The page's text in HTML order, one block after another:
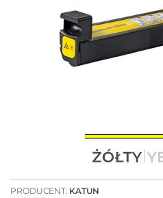
PRODUCENT: KATUN